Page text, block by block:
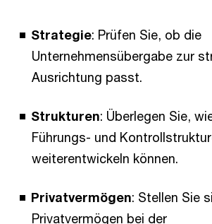
Strategie: Prüfen Sie, ob die
Unternehmensübergabe zur
Ausrichtung passt.
Strukturen: Überlegen Sie,
Führungs- und
weiterentwickeln können.
Privatvermögen: Stellen Sie
Privatvermögen bei der